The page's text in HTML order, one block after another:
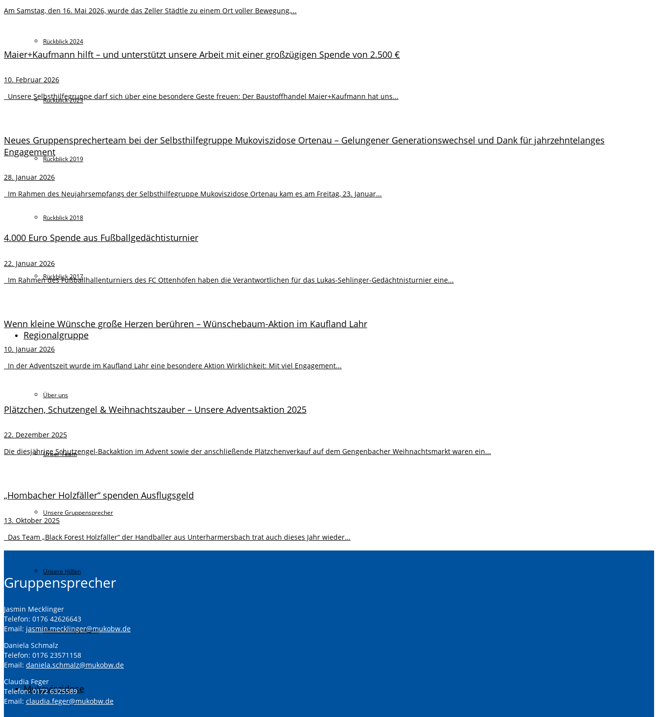
Rückblick 2024
Rückblick 2023
Rückblick 2019
Rückblick 2018
Rückblick 2017
Regionalgruppe
Über uns
Unser Team
Unsere Gruppensprecher
Unsere Hilfen
Unsere Erfahrungen
Mukoviszidose
Am Samstag, den 16. Mai 2026, wurde das Zeller Städtle zu einem Ort voller Bewegung,...
Maier+Kaufmann hilft – und unterstützt unsere Arbeit mit einer großzügigen Spende von 2.500 €
10. Februar 2026
Unsere Selbsthilfegruppe darf sich über eine besondere Geste freuen: Der Baustoffhandel Maier+Kaufmann hat uns...
Neues Gruppensprecherteam bei der Selbsthilfegruppe Mukoviszidose Ortenau – Gelungener Generationswechsel und Dank für jahrzehntelanges
Engagement
28. Januar 2026
Im Rahmen des Neujahrsempfangs der Selbsthilfegruppe Mukoviszidose Ortenau kam es am Freitag, 23. Januar...
4.000 Euro Spende aus Fußballgedächtisturnier
22. Januar 2026
Im Rahmen des Fußballhallenturniers des FC Ottenhöfen haben die Verantwortlichen für das Lukas-Sehlinger-Gedächtnisturnier eine...
Wenn kleine Wünsche große Herzen berühren – Wünschebaum-Aktion im Kaufland Lahr
10. Januar 2026
In der Adventszeit wurde im Kaufland Lahr eine besondere Aktion Wirklichkeit: Mit viel Engagement...
Plätzchen, Schutzengel & Weihnachtszauber – Unsere Adventsaktion 2025
22. Dezember 2025
Die diesjährige Schutzengel-Backaktion im Advent sowie der anschließende Plätzchenverkauf auf dem Gengenbacher Weihnachtsmarkt waren ein...
„Hombacher Holzfäller“ spenden Ausflugsgeld
13. Oktober 2025
Das Team „Black Forest Holzfäller“ der Handballer aus Unterharmersbach trat auch dieses Jahr wieder...
Gruppensprecher
Jasmin Mecklinger
Telefon: 0176 42626643
Email: jasmin.mecklinger@mukobw.de
Daniela Schmalz
Telefon: 0176 23571158
Email: daniela.schmalz@mukobw.de
Claudia Feger
Telefon: 0172 6325589
Email: claudia.feger@mukobw.de